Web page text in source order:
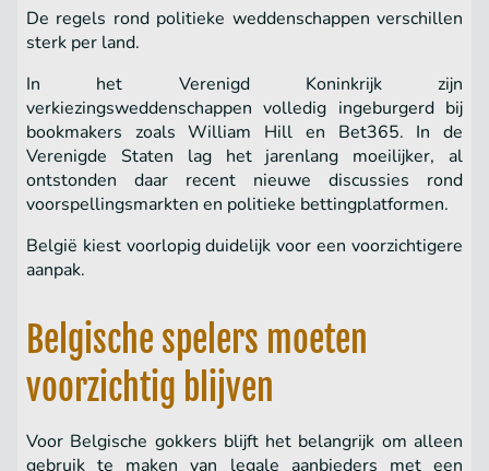
De regels rond politieke weddenschappen verschillen
sterk per land.
In het Verenigd Koninkrijk zijn
verkiezingsweddenschappen volledig ingeburgerd bij
bookmakers zoals William Hill en Bet365. In de
Verenigde Staten lag het jarenlang moeilijker, al
ontstonden daar recent nieuwe discussies rond
voorspellingsmarkten en politieke bettingplatformen.
België kiest voorlopig duidelijk voor een voorzichtigere
aanpak.
Belgische spelers moeten
voorzichtig blijven
Voor Belgische gokkers blijft het belangrijk om alleen
gebruik te maken van legale aanbieders met een